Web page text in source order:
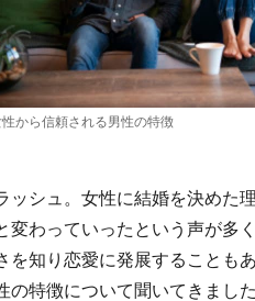
から信頼される男性の特徴
ッシュ。女性に結婚を決めた
変わっていったという声が多
を知り恋愛に発展することも
特徴について聞いてきました